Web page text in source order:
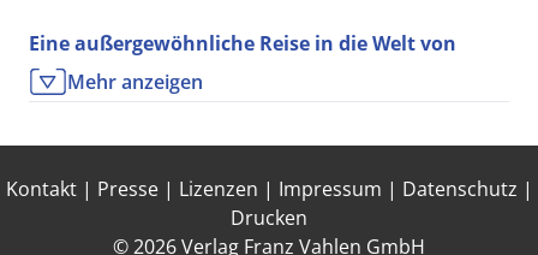
Eine außergewöhnliche Reise in die Welt von
Innovation und Strategie – ein
außergewöhnliches Buch
innerhalb dieser Unsicherheit existieren unglaublich
viele Möglichkeiten, neue Geschäftsmodelle zu
entwickeln. Diese Möglichkeiten kannst du
Mehr anzeigen
Kontakt | Presse | Lizenzen | Impressum | Datenschutz |
Drucken
© 2026 Verlag Franz Vahlen GmbH